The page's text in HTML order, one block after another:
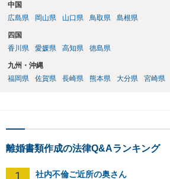
中国
広島県
岡山県 山口県 鳥取県 島根県
四国
香川県
愛媛県 高知県 徳島県
九州・沖縄
福岡県
佐賀県 長崎県 熊本県 大分県 宮崎県
離婚書類作成の法律Q&Aランキング
1 社内不倫ご近所の奥さん